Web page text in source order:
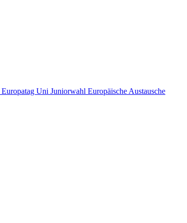
Europatag Uni Juniorwahl Europäische Austausche